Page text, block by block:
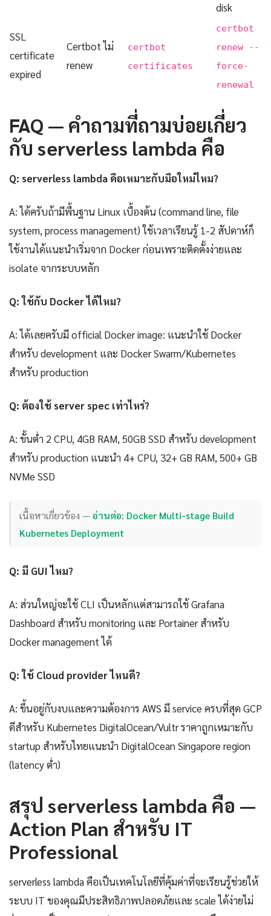
disk
SSL
certificate
expired
Certbot ไม่
renew
certbot
certificates
certbot
renew --
force-
renewal
FAQ — คำถามที่ถามบ่อยเกี่ยว
กับ serverless lambda คือ
Q: serverless lambda คือเหมาะกับมือใหม่ไหม?
A: ได้ครับถ้ามีพื้นฐาน Linux เบื้องต้น (command line, file
system, process management) ใช้เวลาเรียนรู้ 1-2 สัปดาห์ก็
ใช้งานได้แนะนำเริ่มจาก Docker ก่อนเพราะติดตั้งง่ายและ
isolate จากระบบหลัก
Q: ใช้กับ Docker ได้ไหม?
A: ได้เลยครับมี official Docker image: แนะนำใช้ Docker
สำหรับ development และ Docker Swarm/Kubernetes
สำหรับ production
Q: ต้องใช้ server spec เท่าไหร่?
A: ขั้นต่ำ 2 CPU, 4GB RAM, 50GB SSD สำหรับ development
สำหรับ production แนะนำ 4+ CPU, 32+ GB RAM, 500+ GB
NVMe SSD
เนื้อหาเกี่ยวข้อง —อ่านต่อ: Docker Multi-stage Build
Kubernetes Deployment
Q: มี GUI ไหม?
A: ส่วนใหญ่จะใช้ CLI เป็นหลักแต่สามารถใช้ Grafana
Dashboard สำหรับ monitoring และ Portainer สำหรับ
Docker management ได้
Q: ใช้ Cloud provider ไหนดี?
A: ขึ้นอยู่กับงบและความต้องการ AWS มี service ครบที่สุด GCP
ดีสำหรับ Kubernetes DigitalOcean/Vultr ราคาถูกเหมาะกับ
startup สำหรับไทยแนะนำ DigitalOcean Singapore region
(latency ต่ำ)
สรุป serverless lambda คือ —
Action Plan สำหรับ IT
Professional
serverless lambda คือเป็นเทคโนโลยีที่คุ้มค่าที่จะเรียนรู้ช่วยให้
ระบบ IT ของคุณมีประสิทธิภาพปลอดภัยและ scale ได้ง่ายไม่